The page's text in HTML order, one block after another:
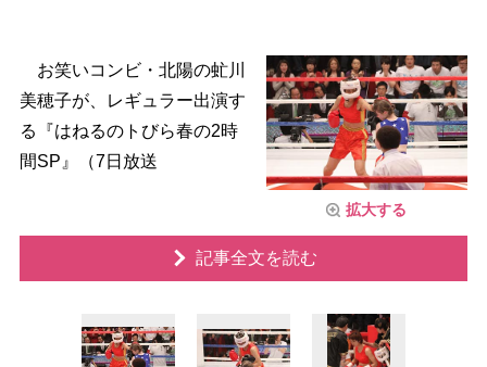
拡大する
お笑いコンビ・北陽の虻川
美穂子が、レギュラー出演す
る『はねるのトびら春の2時
間SP』（7日放送
記事全文を読む